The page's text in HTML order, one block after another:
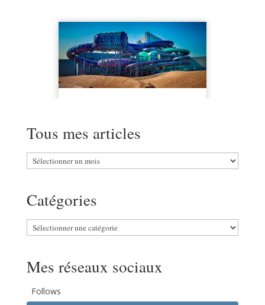
Tous mes articles
Tous
Catégories
Catégories
Mes réseaux sociaux
Follows